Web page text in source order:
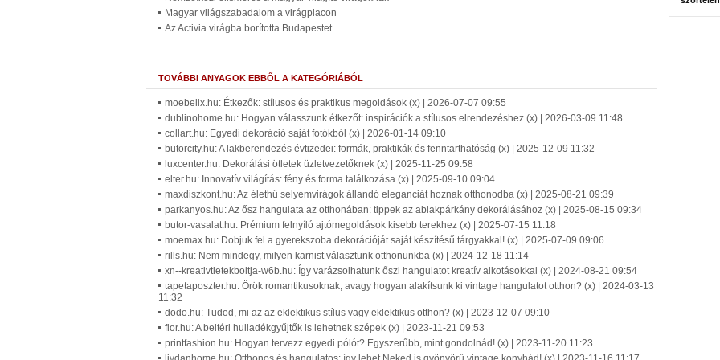
Magyar világszabadalom a virágpiacon
Az Activia virágba borította Budapestet
TOVÁBBI ANYAGOK EBBŐL A KATEGÓRIÁBÓL
moebelix.hu: Étkezők: stílusos és praktikus megoldások (x) | 2026-07-07 09:55
dublinohome.hu: Hogyan válasszunk étkezőt: inspirációk a stílusos elrendezéshez (x) | 2026-03-09 11:48
collart.hu: Egyedi dekoráció saját fotókból (x) | 2026-01-14 09:10
butorcity.hu: A lakberendezés évtizedei: formák, praktikák és fenntarthatóság (x) | 2025-12-09 11:32
luxcenter.hu: Dekorálási ötletek üzletvezetőknek (x) | 2025-11-25 09:58
elter.hu: Innovatív világítás: fény és forma találkozása (x) | 2025-09-10 09:04
maxdiszkont.hu: Az élethű selyemvirágok állandó eleganciát hoznak otthonodba (x) | 2025-08-21 09:39
parkanyos.hu: Az ősz hangulata az otthonában: tippek az ablakpárkány dekorálásához (x) | 2025-08-15 09:34
butor-vasalat.hu: Prémium felnyíló ajtómegoldások kisebb terekhez (x) | 2025-07-15 11:18
moemax.hu: Dobjuk fel a gyerekszoba dekorációját saját készítésű tárgyakkal! (x) | 2025-07-09 09:06
rills.hu: Nem mindegy, milyen karnist választunk otthonunkba (x) | 2024-12-18 11:14
xn--kreativtletekboltja-w6b.hu: Így varázsolhatunk őszi hangulatot kreatív alkotásokkal (x) | 2024-08-21 09:54
tapetaposzter.hu: Örök romantikusoknak, avagy hogyan alakítsunk ki vintage hangulatot otthon? (x) | 2024-03-13
11:32
dodo.hu: Tudod, mi az az eklektikus stílus vagy eklektikus otthon? (x) | 2023-12-07 09:10
flor.hu: A beltéri hulladékgyűjtők is lehetnek szépek (x) | 2023-11-21 09:53
printfashion.hu: Hogyan tervezz egyedi pólót? Egyszerűbb, mint gondolnád! (x) | 2023-11-20 11:23